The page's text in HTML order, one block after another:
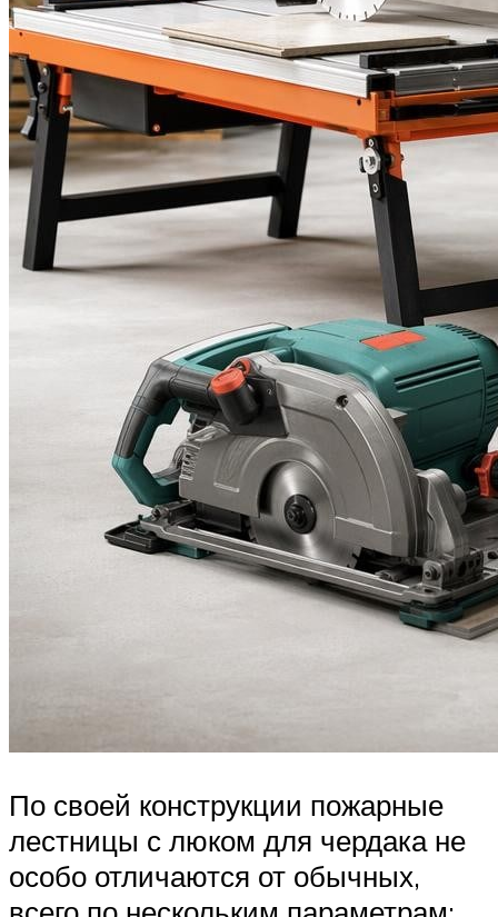
По своей конструкции пожарные
лестницы с люком для чердака не
особо отличаются от обычных,